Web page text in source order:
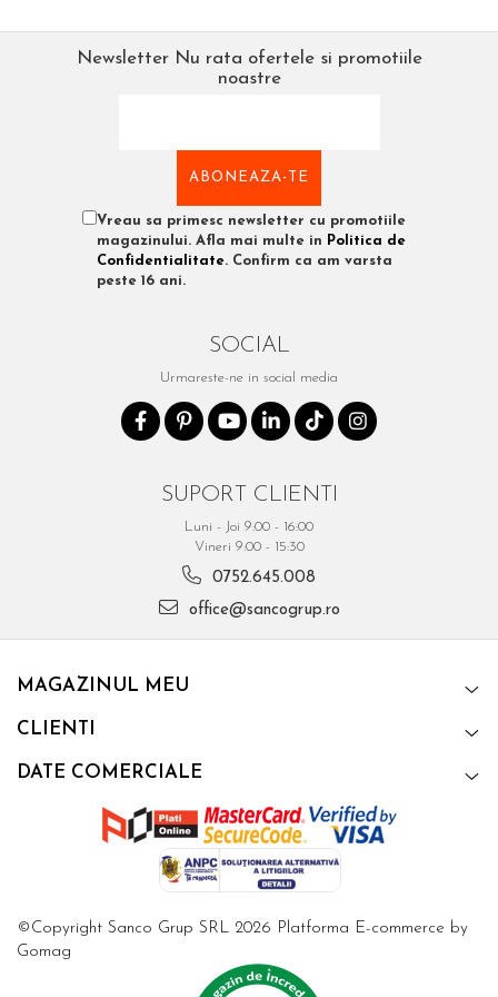
Newsletter Nu rata ofertele si promotiile
noastre
Vreau sa primesc newsletter cu promotiile
magazinului. Afla mai multe in Politica de
Confidentialitate. Confirm ca am varsta
peste 16 ani.
SOCIAL
Urmareste-ne in social media
SUPORT CLIENTI
Luni - Joi 9:00 - 16:00
Vineri 9:00 - 15:30
0752.645.008
office@sancogrup.ro
MAGAZINUL MEU
CLIENTI
DATE COMERCIALE
©Copyright Sanco Grup SRL 2026 Platforma E-commerce by
Gomag